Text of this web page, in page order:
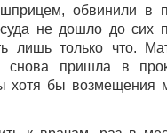
обвинили в
не дошло до сих
лишь только что.
снова пришла в
хотя бы возмещения